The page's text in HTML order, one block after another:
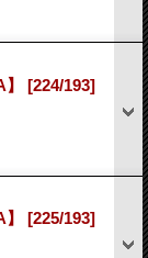
[224/193]
[225/193]